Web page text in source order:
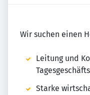
Wir suchen einen
Leitung und
Tagesgeschäfts
Starke